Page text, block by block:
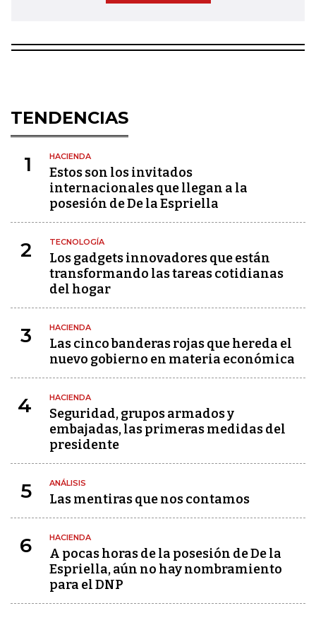
TENDENCIAS
1 HACIENDA
Estos son los invitados
internacionales que llegan a la
posesión de De la Espriella
2 TECNOLOGÍA
Los gadgets innovadores que están
transformando las tareas cotidianas
del hogar
3 HACIENDA
Las cinco banderas rojas que hereda el
nuevo gobierno en materia económica
4 HACIENDA
Seguridad, grupos armados y
embajadas, las primeras medidas del
presidente
5 ANÁLISIS
Las mentiras que nos contamos
6 HACIENDA
A pocas horas de la posesión de De la
Espriella, aún no hay nombramiento
para el DNP